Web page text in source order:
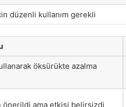
düzenli kullanım gerekli
öksürükte azalma
önerildi ama etkisi belirsizdi